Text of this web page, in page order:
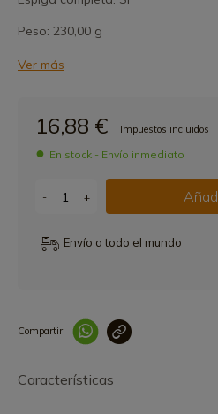
Peso: 230,00 g
Ver más
16,88 € Impuestos incluidos
En stock - Envío inmediato
- +
Envío a todo el mundo
Compartir
Características